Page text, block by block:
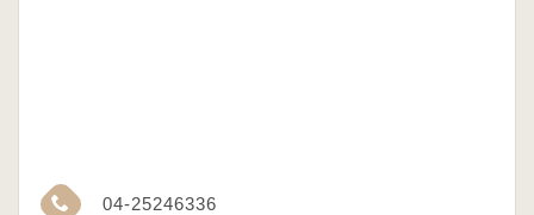
04-25246336